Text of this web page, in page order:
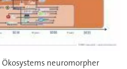
neuromorpher